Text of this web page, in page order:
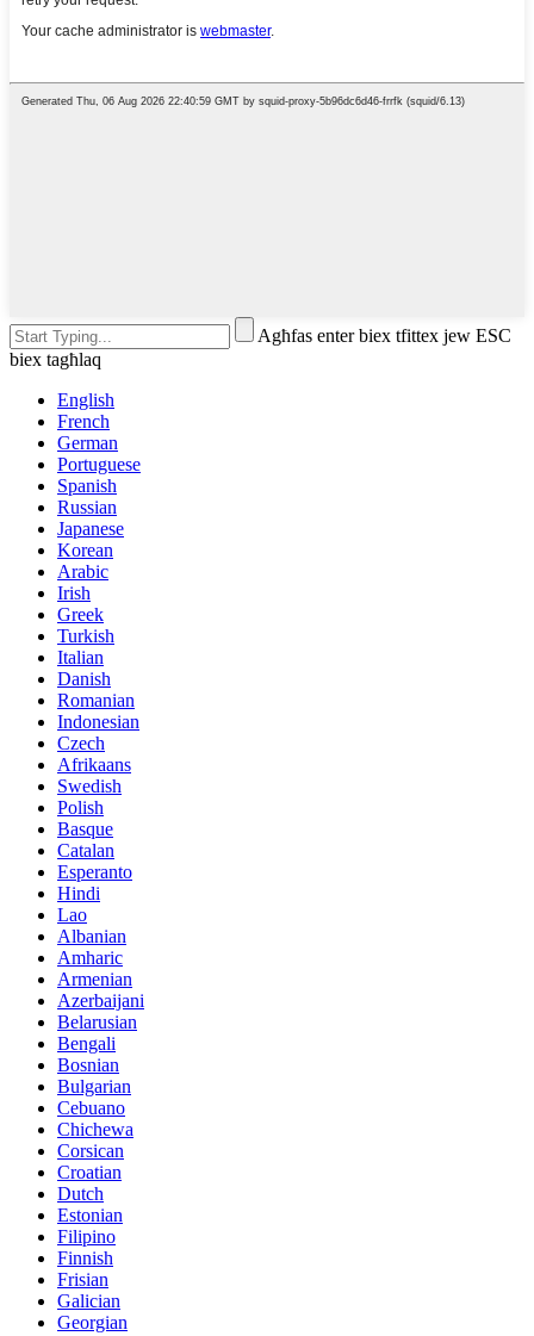
Agħfas enter biex tfittex jew ESC
biex tagħlaq
English
French
German
Portuguese
Spanish
Russian
Japanese
Korean
Arabic
Irish
Greek
Turkish
Italian
Danish
Romanian
Indonesian
Czech
Afrikaans
Swedish
Polish
Basque
Catalan
Esperanto
Hindi
Lao
Albanian
Amharic
Armenian
Azerbaijani
Belarusian
Bengali
Bosnian
Bulgarian
Cebuano
Chichewa
Corsican
Croatian
Dutch
Estonian
Filipino
Finnish
Frisian
Galician
Georgian